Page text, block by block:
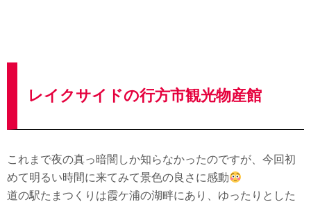
レイクサイドの行方市観光物産館
これまで夜の真っ暗闇しか知らなかったのですが、今回初
めて明るい時間に来てみて景色の良さに感動
道の駅たまつくりは霞ケ浦の湖畔にあり、ゆったりとした